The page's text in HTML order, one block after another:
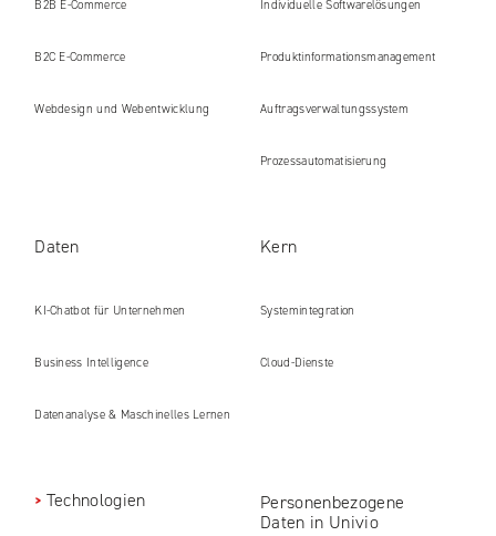
B2B E‑Commerce
B2C E‑Commerce
Webdesign und Webentwicklung
Individuelle Softwarelösungen
Produkt​informations​management
Auftragsverwaltungssystem
Prozessautomatisierung
Daten
KI-Chatbot für Unternehmen
Business Intelligence
Datenanalyse & Maschinelles Lernen
Kern
Systemintegration
Cloud-Dienste
Technologien
Personenbezogene
Daten in Univio